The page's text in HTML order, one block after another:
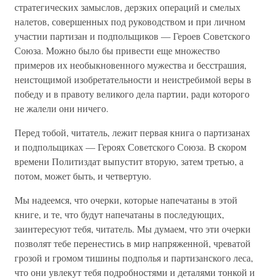
стратегических замыслов, дерзких операций и смелых
налетов, совершенных под руководством и при личном
участии партизан и подпольщиков — Героев Советского
Союза. Можно было бы привести еще множество
примеров их необыкновенного мужества и бесстрашия,
неистощимой изобретательности и неистребимой веры в
победу и в правоту великого дела партии, ради которого
не жалели они ничего.
Перед тобой, читатель, лежит первая книга о партизанах
и подпольщиках — Героях Советского Союза. В скором
времени Политиздат выпустит вторую, затем третью, а
потом, может быть, и четвертую.
Мы надеемся, что очерки, которые напечатаны в этой
книге, и те, что будут напечатаны в последующих,
заинтересуют тебя, читатель. Мы думаем, что эти очерки
позволят тебе перенестись в мир напряженной, чреватой
грозой и громом тишины подполья и партизанского леса,
что они увлекут тебя подробностями и деталями тонкой и